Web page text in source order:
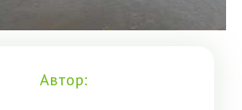
Автор: